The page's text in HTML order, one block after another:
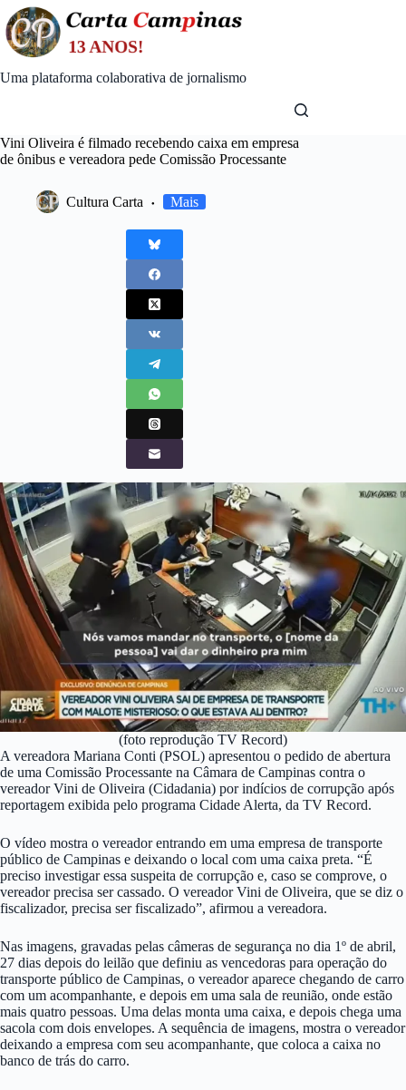
Skip
to
content
Uma plataforma colaborativa de jornalismo
Vini Oliveira é filmado recebendo caixa em empresa
de ônibus e vereadora pede Comissão Processante
Cultura Carta Mais
(foto reprodução TV Record)
A vereadora Mariana Conti (PSOL) apresentou o pedido de abertura
de uma Comissão Processante na Câmara de Campinas contra o
vereador Vini de Oliveira (Cidadania) por indícios de corrupção após
reportagem exibida pelo programa Cidade Alerta, da TV Record.
O vídeo mostra o vereador entrando em uma empresa de transporte
público de Campinas e deixando o local com uma caixa preta. “É
preciso investigar essa suspeita de corrupção e, caso se comprove, o
vereador precisa ser cassado. O vereador Vini de Oliveira, que se diz o
fiscalizador, precisa ser fiscalizado”, afirmou a vereadora.
Nas imagens, gravadas pelas câmeras de segurança no dia 1º de abril,
27 dias depois do leilão que definiu as vencedoras para operação do
transporte público de Campinas, o vereador aparece chegando de carro
com um acompanhante, e depois em uma sala de reunião, onde estão
mais quatro pessoas. Uma delas monta uma caixa, e depois chega uma
sacola com dois envelopes. A sequência de imagens, mostra o vereador
deixando a empresa com seu acompanhante, que coloca a caixa no
banco de trás do carro.